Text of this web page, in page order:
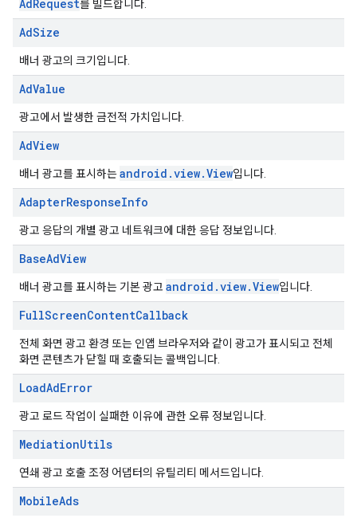
AdRequest를 빌드합니다.
AdSize
배너 광고의 크기입니다.
AdValue
광고에서 발생한 금전적 가치입니다.
AdView
배너 광고를 표시하는android.view.View입니다.
AdapterResponseInfo
광고 응답의 개별 광고 네트워크에 대한 응답 정보입니다.
BaseAdView
배너 광고를 표시하는 기본 광고 android.view.View입니다.
FullScreenContentCallback
전체 화면 광고 환경 또는 인앱 브라우저와 같이 광고가 표시되고 전체
화면 콘텐츠가 닫힐 때 호출되는 콜백입니다.
LoadAdError
광고 로드 작업이 실패한 이유에 관한 오류 정보입니다.
MediationUtils
연쇄 광고 호출 조정 어댑터의 유틸리티 메서드입니다.
MobileAds